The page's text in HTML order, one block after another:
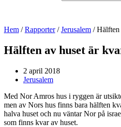
Hem /Rapporter/Jerusalem /Hälften
Hälften av huset är
2 april 2018
Jerusalem
Med Nor Amros hus i ryggen är
men av Nors hus finns bara hälften
halva huset och nu väntar Nor på
som finns kvar av huset.